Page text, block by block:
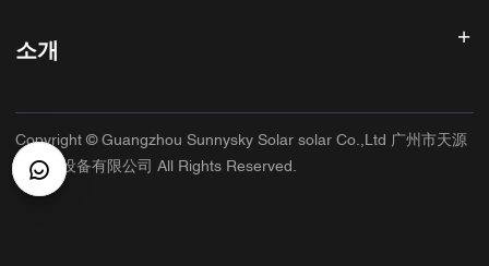
태양광 충전 컨트롤러
회사 소개
환불 정책
서비스 약관
배송 및 배달
소개
주요 응용 프로그램
Copyright © Guangzhou Sunnysky Solar solar Co.,Ltd 广州市天源
太阳能设备有限公司 All Rights Reserved.